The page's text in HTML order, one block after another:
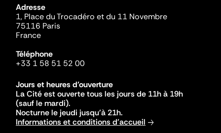
Adresse
1, Place du Trocadéro et du 11 Novembre
75116 Paris
France
Téléphone
+33 1 58 51 52 00
Jours et heures d'ouverture
La Cité est ouverte tous les jours de 11h à 19h
(sauf le mardi).
Nocturne le jeudi jusqu'à 21h.
Informations et conditions d'accueil